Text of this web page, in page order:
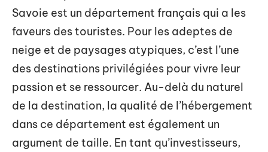
Savoie est un département français qui a les
faveurs des touristes. Pour les adeptes de
neige et de paysages atypiques, c’est l’une
des destinations privilégiées pour vivre leur
passion et se ressourcer. Au-delà du naturel
de la destination, la qualité de l’hébergement
dans ce département est également un
argument de taille. En tant qu’investisseurs,